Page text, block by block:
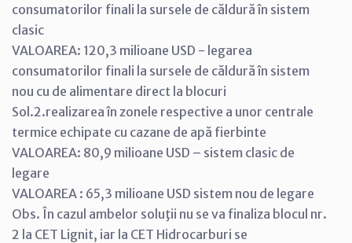
consumatorilor finali la sursele de căldură în sistem
clasic
VALOAREA: 120,3 milioane USD - legarea
consumatorilor finali la sursele de căldură în sistem
nou cu de alimentare direct la blocuri
Sol.2.realizarea în zonele respective a unor centrale
termice echipate cu cazane de apă fierbinte
VALOAREA: 80,9 milioane USD – sistem clasic de
legare
VALOAREA : 65,3 milioane USD sistem nou de legare
Obs. În cazul ambelor soluţii nu se va finaliza blocul nr.
2 la CET Lignit, iar la CET Hidrocarburi se